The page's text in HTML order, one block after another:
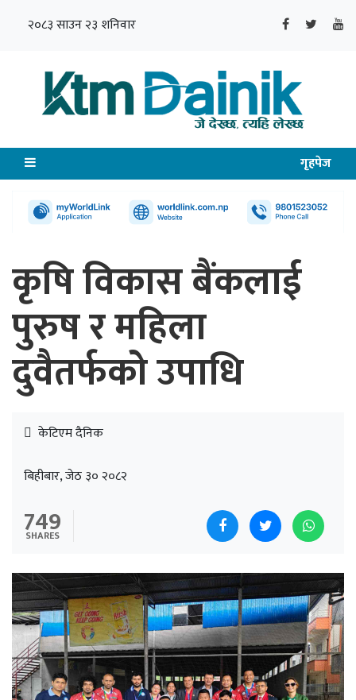
२०८३ साउन २३ शनिवार
गृहपेज
कृषि विकास बैंकलाई
पुरुष र महिला
दुवैतर्फको उपाधि
केटिएम दैनिक
बिहीबार, जेठ ३० २०८२
749
SHARES